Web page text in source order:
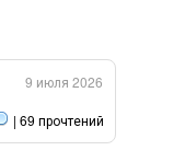
9 июля 2026
| 69 прочтений